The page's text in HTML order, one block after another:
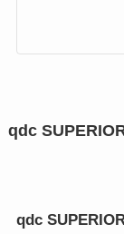
qdc
qdc